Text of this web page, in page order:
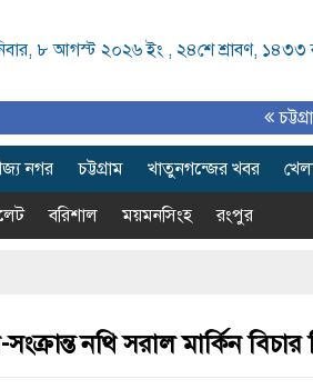
৮ আগস্ট ২০২৬ ইং ,২৪শে শ্রাবণ, ১৪৩৩
চট্টগ্রাম
নগর চট্টগ্রাম খাতুনগন্জের খবর
বরিশাল ময়মনসিংহ রংপুর
নথি সরাল মার্কিন বিচার